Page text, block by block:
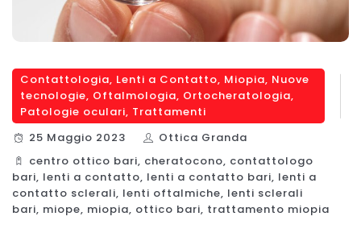
Contattologia, Lenti a Contatto, Miopia, Nuove
tecnologie, Oftalmologia, Ortocheratologia,
Patologie oculari, Trattamenti
25 Maggio 2023
Ottica Granda
centro ottico bari, cheratocono, contattologo
bari, lenti a contatto, lenti a contatto bari, lenti a
contatto sclerali, lenti oftalmiche, lenti sclerali
bari, miope, miopia, ottico bari, trattamento miopia